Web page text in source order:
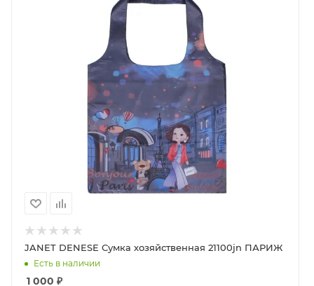
темнеющего сине-фиолетового неба мерцает и
искрится, погружая нас в самую настоящую
романтическую сказку! Взяв с собой сумку JANET
PARIS, с вами в абсолютно любом месте будет
витать дух настоящего Парижа.
JANET DENESE Сумка хозяйственная 21100jn ПАРИЖ
Есть в наличии
1 000 ₽